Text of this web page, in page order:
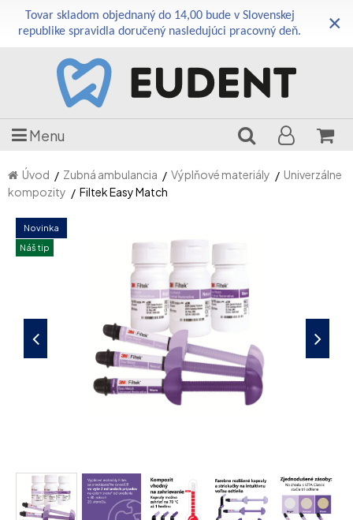
Tovar skladom objednaný do 14,00 bude v Slovenskej
republike spravidla doručený nasledujúci pracovný deň.
×
Menu
Úvod Zubná ambulancia Výplňové materiály
Univerzálne
kompozity
Filtek Easy Match
Novinka
Náš tip